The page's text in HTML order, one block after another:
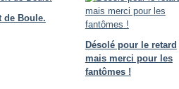
de Boule.
Désolé pour le retard
mais merci pour les
fantômes !